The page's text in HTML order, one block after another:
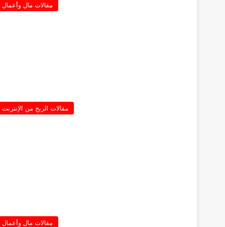
مقالات مال وأعمال
مقالات الربح من الإنترنت
مقالات مال وأعمال